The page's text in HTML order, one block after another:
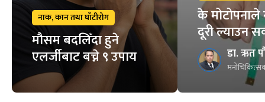
नाक, कान तथा घाँटीरोग
मौसम बदलिँदा हुने
एलर्जीबाट बच्ने ९ उपाय
के मोटोपनाले
दूरी ल्याउन
डा. ऋत